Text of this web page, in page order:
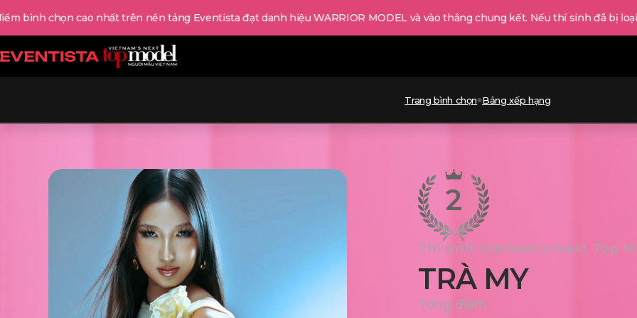
cao nhất trên nền tảng Eventista đạt danh hiệu WARRIOR MODEL và vào thẳng chung kết. Nếu thí sinh đã bị loại vẫn sẽ
Trang bình chọn Bảng xếp hạng
2
Thí sinh VietNam's Next Top
TRÀ MY
Tổng điểm